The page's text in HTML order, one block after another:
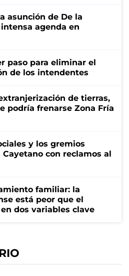
asunción de De la
agenda en
paso para eliminar el
de los intendentes
de tierras,
podría frenarse Zona Fría
y los gremios
con reclamos al
familiar: la
está peor que el
dos variables clave